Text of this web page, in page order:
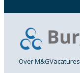
Over M&GVacatures